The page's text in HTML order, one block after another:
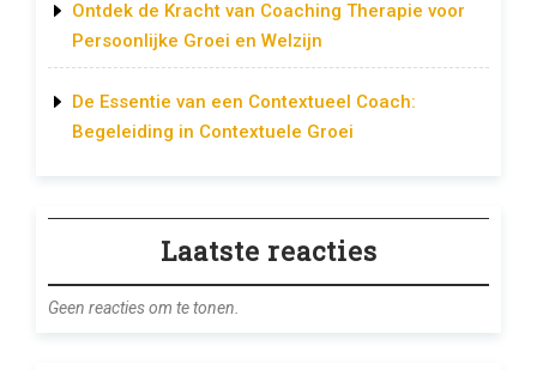
Ontdek de Kracht van Coaching Therapie voor
Persoonlijke Groei en Welzijn
De Essentie van een Contextueel Coach:
Begeleiding in Contextuele Groei
Laatste reacties
Geen reacties om te tonen.